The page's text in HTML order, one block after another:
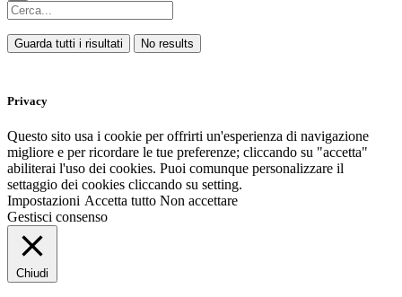
Guarda tutti i risultati No results
Privacy
Questo sito usa i cookie per offrirti un'esperienza di navigazione
migliore e per ricordare le tue preferenze; cliccando su "accetta"
abiliterai l'uso dei cookies. Puoi comunque personalizzare il
settaggio dei cookies cliccando su setting.
Impostazioni Accetta tutto Non accettare
Gestisci consenso
Chiudi